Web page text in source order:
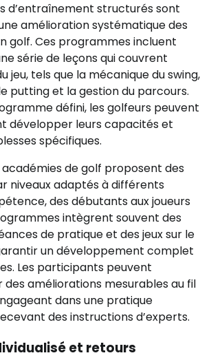
d’entraînement structurés sont
amélioration systématique des
golf. Ces programmes incluent
série de leçons qui couvrent
jeu, tels que la mécanique du swing,
putting et la gestion du parcours.
défini, les golfeurs peuvent
développer leurs capacités et
spécifiques.
de golf proposent des
niveaux adaptés à différents
des débutants aux joueurs
intègrent souvent des
de pratique et des jeux sur le
un développement complet
Les participants peuvent
des améliorations mesurables au fil
dans une pratique
des instructions d’experts.
et retours